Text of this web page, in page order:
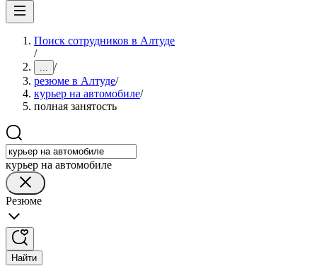
Поиск сотрудников в Алтуде
/
... /
резюме в Алтуде/
курьер на автомобиле/
полная занятость
курьер на автомобиле
Резюме
Найти